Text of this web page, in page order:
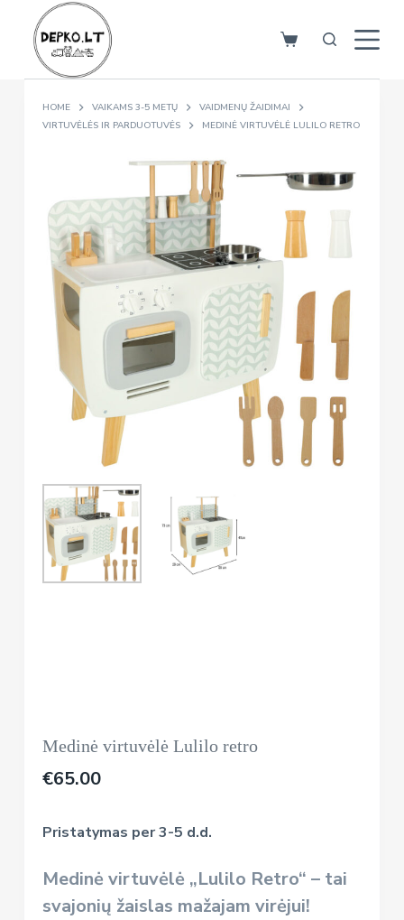
HOME VAIKAMS 3-5 METŲ
VAIDMENŲ ŽAIDIMAI
VIRTUVĖLĖS IR PARDUOTUVĖS
MEDINĖ VIRTUVĖLĖ LULILO RETRO
Medinė virtuvėlė Lulilo retro
€65.00
Pristatymas per 3-5 d.d.
Medinė virtuvėlė „Lulilo Retro“ – tai
svajonių žaislas mažajam virėjui!